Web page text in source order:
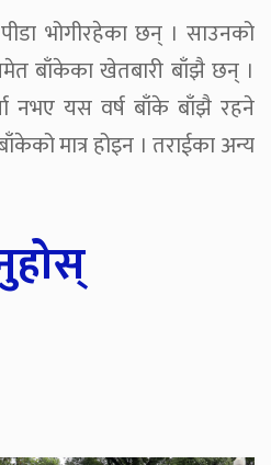
भोगीरहेका छन् । साउनको
बाँकेका खेतबारी बाँझै छन् ।
नभए यस वर्ष बाँके बाँझै रहने
मात्र होइन । तराईका अन्य